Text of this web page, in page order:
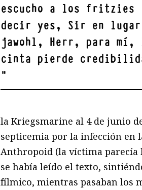
escucho a los fritzies
decir yes, Sir en lugar
jawohl, Herr, para mí,
cinta pierde
"
la Kriegsmarine al 4 de junio
septicemia por la infección en
Anthropoid (la víctima parecía
se había leído el texto,
fílmico, mientras pasaban los